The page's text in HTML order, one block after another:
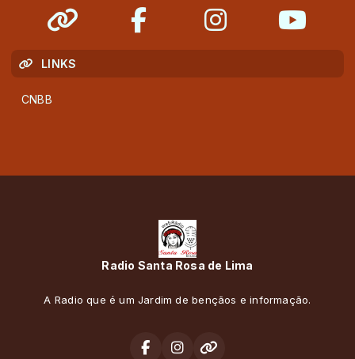
LINKS
CNBB
Radio Santa Rosa de Lima
A Radio que é um Jardim de bençãos e informação.